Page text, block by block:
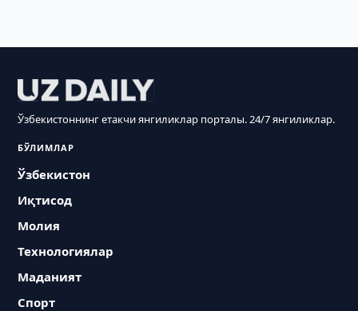
Ўзбекистоннинг етакчи янгиликлар порталы. 24/7 янгиликлар.
БЎЛИМЛАР
Ўзбекистон
Иқтисод
Молия
Технологиялар
Маданият
Спорт